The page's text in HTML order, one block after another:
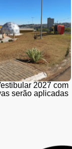
2027 com
serão aplicadas